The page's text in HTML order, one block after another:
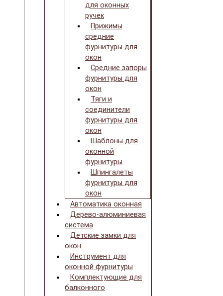
для оконных
ручек
Прижимы
средние
фурнитуры для
окон
Средние запоры
фурнитуры для
окон
Тяги и
соединители
фурнитуры для
окон
Шаблоны для
оконной
фурнитуры
Шпингалеты
фурнитуры для
окон
Автоматика оконная
Дерево-алюминиевая
система
Детские замки для
окон
Инструмент для
оконной фурнитуры
Комплектующие для
балконного